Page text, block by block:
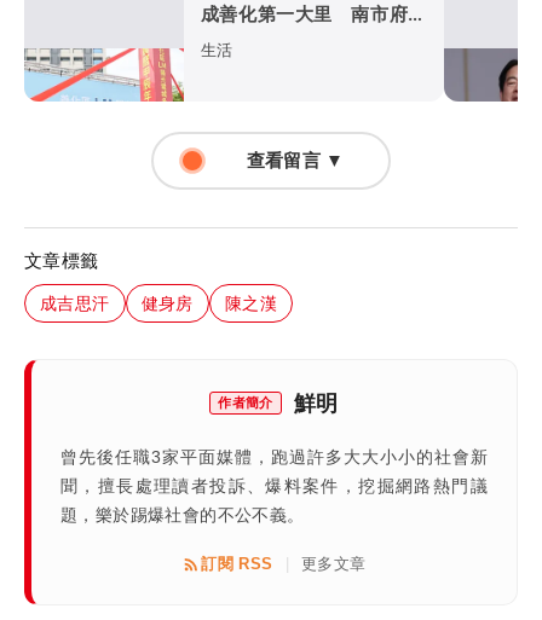
成善化第一大里 南市府蓋
立體停車場2026完工
生活
查看留言 ▼
文章標籤
成吉思汗 健身房 陳之漢
作者簡介 鮮明
曾先後任職3家平面媒體，跑過許多大大小小的社會新
聞，擅長處理讀者投訴、爆料案件，挖掘網路熱門議
題，樂於踢爆社會的不公不義。
訂閱 RSS 更多文章